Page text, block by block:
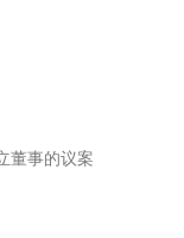
事的议案